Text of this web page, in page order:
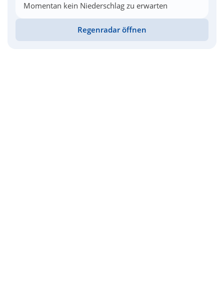
Momentan kein Niederschlag zu erwarten
Regenradar öffnen